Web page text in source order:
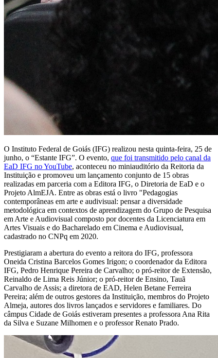
O Instituto Federal de Goiás (IFG) realizou nesta quinta-feira, 25 de
junho, o “Estante IFG”. O evento, que foi transmitido pelo canal da
EaD IFG no YouTube, aconteceu no miniauditório da Reitoria da
Instituição e promoveu um lançamento conjunto de 15 obras
realizadas em parceria com a Editora IFG, o Diretoria de EaD e o
Projeto AlmEJA. Entre as obras está o livro "Pedagogias
contemporâneas em arte e audivisual: pensar a diversidade
metodológica em contextos de aprendizagem do Grupo de Pesquisa
em Arte e Audiovisual composto por docentes da Licenciatura em
Artes Visuais e do Bacharelado em Cinema e Audiovisual,
cadastrado no CNPq em 2020.
Prestigiaram a abertura do evento a reitora do IFG, professora
Oneida Cristina Barcelos Gomes Irigon; o coordenador da Editora
IFG, Pedro Henrique Pereira de Carvalho; o pró-reitor de Extensão,
Reinaldo de Lima Reis Júnior; o pró-reitor de Ensino, Tauã
Carvalho de Assis; a diretora de EAD, Helen Betane Ferreira
Pereira; além de outros gestores da Instituição, membros do Projeto
Almeja, autores dos livros lançados e servidores e familiares. Do
câmpus Cidade de Goiás estiveram presentes a professora Ana Rita
da Silva e Suzane Milhomen e o professor Renato Prado.